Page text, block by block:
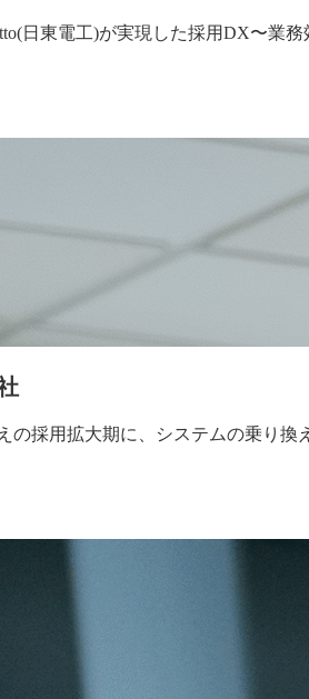
日東電工)が実現した採用DX〜業
の採用拡大期に、システムの乗り